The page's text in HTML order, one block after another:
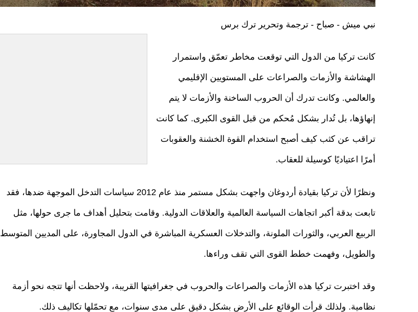
نبي ميش - صباح - ترجمة وتحرير ترك برس
كانت تركيا من الدول التي توقعت مخاطر تعمّق واستمرار
الهشاشة والأزمات والصراعات على المستويين الإقليمي
والعالمي. وكانت تدرك أن الحروب الساخنة والأزمات لا يتم
إنهاؤها، بل تُدار بشكل مُحكم من قبل القوى الكبرى. كما كانت
تراقب عن كثب كيف أصبح استخدام القوة الخشنة والعقوبات
أمرًا اعتياديًا كوسيلة للعقاب.
ونظرًا لأن تركيا بقيادة أردوغان واجهت بشكل مستمر منذ عام 2012 سياسات التدخل الموجهة ضدها، فقد
تابعت بدقة أكبر اتجاهات السياسة العالمية والعلاقات الدولية. وقامت بتحليل أهداف ما جرى حولها، مثل
الربيع العربي، والثورات الملونة، والتدخلات العسكرية المباشرة في الدول المجاورة، على المديين المتوسط
والطويل، وفهمت خطط القوى التي تقف وراءها.
وقد اختبرت تركيا هذه الأزمات والصراعات والحروب في جغرافيتها القريبة، ولاحظت أنها تتجه نحو أزمة
نظامية. ولذلك قرأت الوقائع على الأرض بشكل دقيق على مدى سنوات، مع تحمّلها تكاليف ذلك.